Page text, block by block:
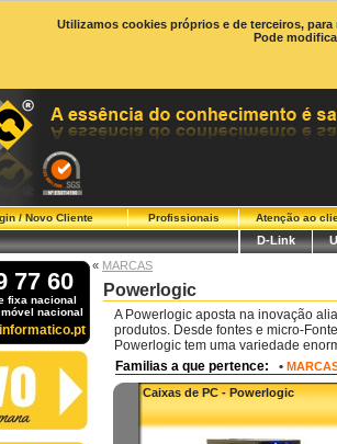
Utilizamos cookies próprios e de terceiros,
Pode
/ Novo Cliente Profissionais Atenção ao
D-Link
77 60
fixa nacional
nacional
« MARCAS
Powerlogic
A Powerlogic aposta na inovação
produtos. Desde fontes e micro-
Powerlogic tem uma variedade
Familias a que pertence: •
Caixas de PC - Powerlogic